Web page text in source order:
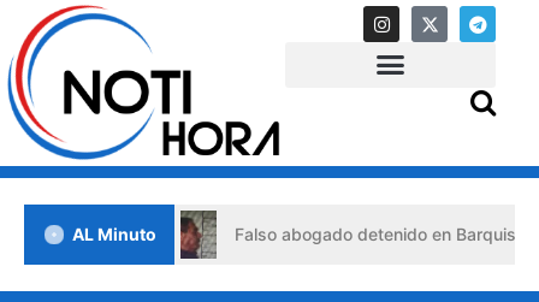
AL Minuto
crisis Falso abogado detenido en Barquisimeto: